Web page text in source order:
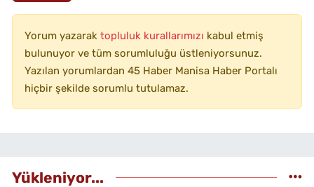
Yorum yazarak topluluk kurallarımızı kabul etmiş
bulunuyor ve tüm sorumluluğu üstleniyorsunuz.
Yazılan yorumlardan 45 Haber Manisa Haber Portalı
hiçbir şekilde sorumlu tutulamaz.
Yükleniyor...